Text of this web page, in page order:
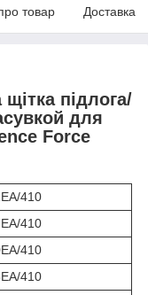
товар Доставка
підлога/
для
Force
410
410
410
410